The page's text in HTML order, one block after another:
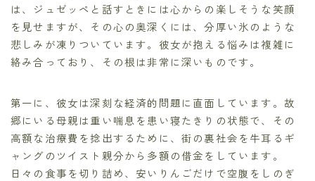
は、ジュゼッペと話すときには心からの楽しそうな笑顔
を見せますが、その心の奥深くには、分厚い氷のような
悲しみが凍りついています。彼女が抱える悩みは複雑に
絡み合っており、その根は非常に深いものです。
第一に、彼女は深刻な経済的問題に直面しています。故
郷にいる母親は重い喘息を患い寝たきりの状態で、その
高額な治療費を捻出するために、街の裏社会を牛耳るギ
ャングのツイスト親分から多額の借金をしています。
日々の食事を切り詰め、安いりんごだけで空腹をしのぎ